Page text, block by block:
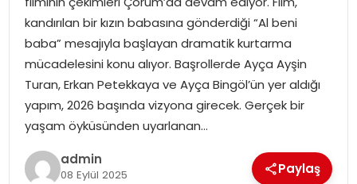
EKONOMI
MAGAZIN
DÜNYA
OTOMOBIL
kandırılan bir kızın babasına gönderdiği “Al beni
baba” mesajıyla başlayan dramatik kurtarma
mücadelesini konu alıyor. Başrollerde Ayça Ayşin
Turan, Erkan Petekkaya ve Ayça Bingöl’ün yer aldığı
yapım, 2026 başında vizyona girecek. Gerçek bir
yaşam öyküsünden uyarlanan…
admin
08 Eylül 2025 Paylaş